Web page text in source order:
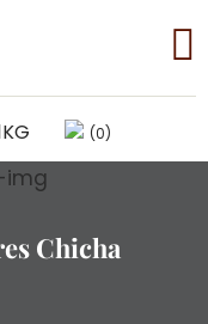
(0)
Chicha